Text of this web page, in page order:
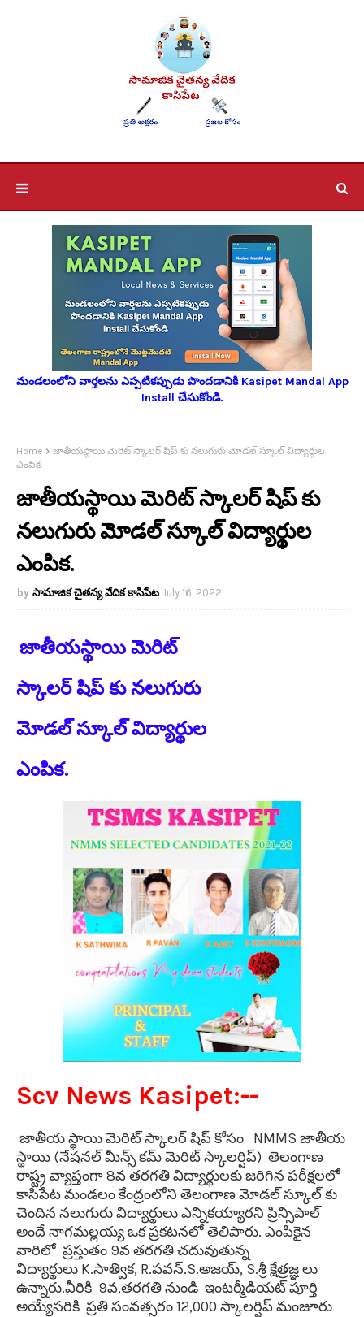
మండలంలోని వార్తలను ఎప్పటికప్పుడు పొందడానికి Kasipet Mandal App
Install చేసుకోండి.
Home
జాతీయస్థాయి మెరిట్ స్కాలర్ షిప్ కు నలుగురు మోడల్ స్కూల్ విద్యార్థుల
ఎంపిక.
జాతీయస్థాయి మెరిట్ స్కాలర్ షిప్ కు
నలుగురు మోడల్ స్కూల్ విద్యార్థుల
ఎంపిక.
సామాజిక చైతన్య వేదిక కాసిపేట July 16, 2022
జాతీయస్థాయి మెరిట్
స్కాలర్ షిప్ కు నలుగురు
మోడల్ స్కూల్ విద్యార్థుల
ఎంపిక.
Scv News Kasipet:--
జాతీయ స్థాయి మెరిట్ స్కాలర్ షిప్ కోసం NMMS జాతీయ
స్థాయి (నేషనల్ మీన్స్ కమ్ మెరిట్ స్కాలర్షిప్) తెలంగాణ
రాష్ట్ర వ్యాప్తంగా 8వ తరగతి విద్యార్థులకు జరిగిన పరీక్షలలో
కాసిపేట మండలం కేంద్రంలోని తెలంగాణ మోడల్ స్కూల్ కు
చెందిన నలుగురు విద్యార్థులు ఎన్నికయ్యారని ప్రిన్సిపాల్
అందే నాగమల్లయ్య ఒక ప్రకటనలో తెలిపారు. ఎంపికైన
వారిలో ప్రస్తుతం 9వ తరగతి చదువుతున్న
విద్యార్థులు K.సాత్విక, R.పవన్.S.అజయ్, S.శ్రీ క్షేత్రజ్ఞ లు
ఉన్నారు.వీరికి 9వ,తరగతి నుండి ఇంటర్మీడియట్ పూర్తి
అయ్యేసరికి ప్రతి సంవత్సరం 12,000 స్కాలర్షిప్ మంజూరు